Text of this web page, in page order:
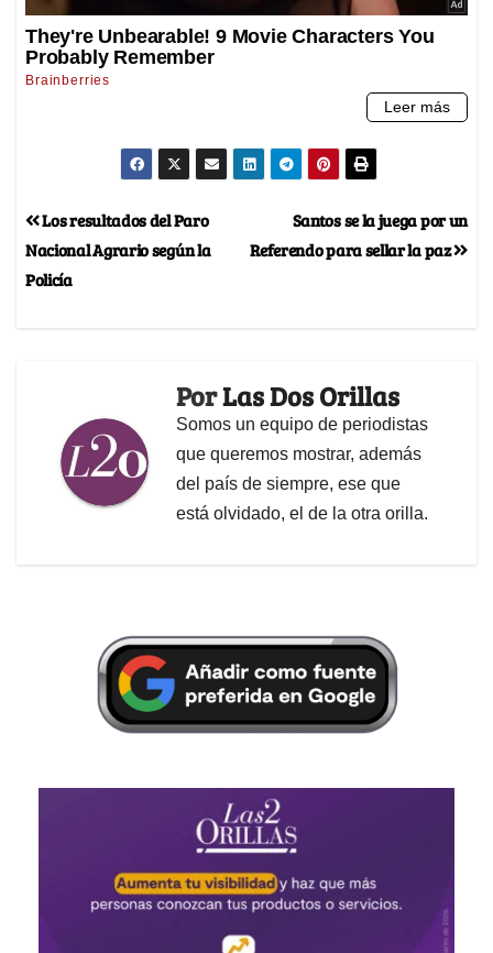
Santos se la juega por un
Referendo para sellar la paz
Los resultados del Paro
Nacional Agrario según la
Policía
PorLas Dos Orillas
Somos un equipo de periodistas
que queremos mostrar, además
del país de siempre, ese que
está olvidado, el de la otra orilla.